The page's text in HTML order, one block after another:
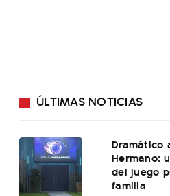
ÚLTIMAS NOTICIAS
Dramático
Hermano:
del juego
familia